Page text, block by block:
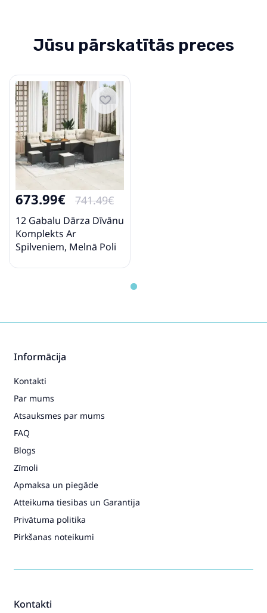
Jūsu pārskatītās preces
673.99€ 741.49€
12 Gabalu Dārza Dīvānu
Komplekts Ar
Spilveniem, Melnā Poli
Vidaxl
Kontakti
Informācija
Kontakti
Par mums
Atsauksmes par mums
FAQ
Blogs
Zīmoli
Apmaksa un piegāde
Atteikuma tiesibas un Garantija
Privātuma politika
Pirkšanas noteikumi